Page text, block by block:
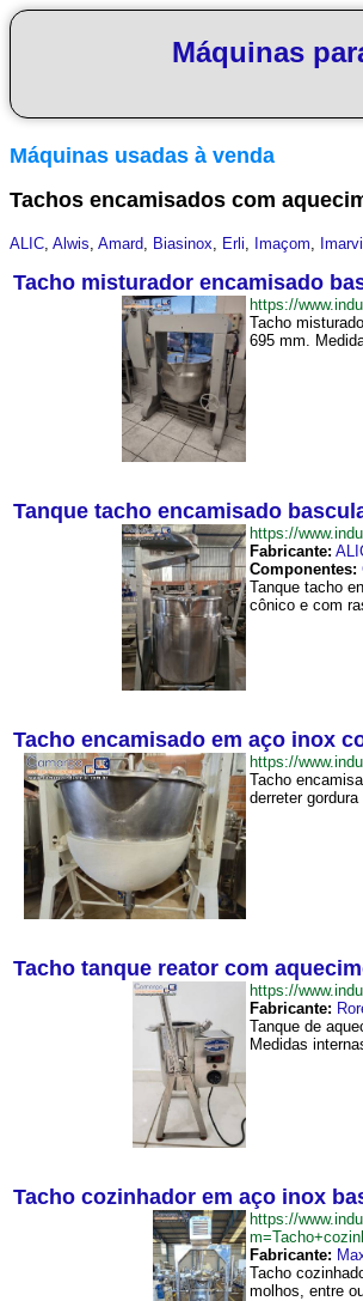
Máquinas
Máquinas usadas à venda
Tachos encamisados com
ALIC, Alwis, Amard, Biasinox, Erli, Imaçom, Imarvil
Tacho misturador encamisado
https://
Tacho
695 mm.
Tanque tacho encamisado
https://
Fabricante:
Componentes:
Tanque tacho
cônico e com
Tacho encamisado em aço inox
https://
Tacho
derreter
Tacho tanque reator com
https://
Fabricante:
Tanque de
Medidas
Tacho cozinhador em aço inox
https://
Fabricante:
Tacho
molhos, entre